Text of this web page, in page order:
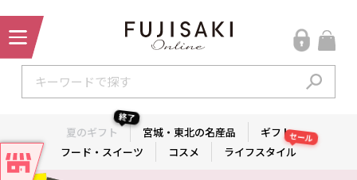
夏のギフト
終了
宮城・東北の名産品
ギフト
フード・スイーツ
コスメ ライフスタイル
セール